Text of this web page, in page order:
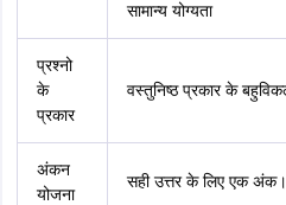
सामान्य योग्यता
प्रश्नो
के
प्रकार
वस्तुनिष्ठ प्रकार के
अंकन
योजना
सही उत्तर के लिए एक अंक।